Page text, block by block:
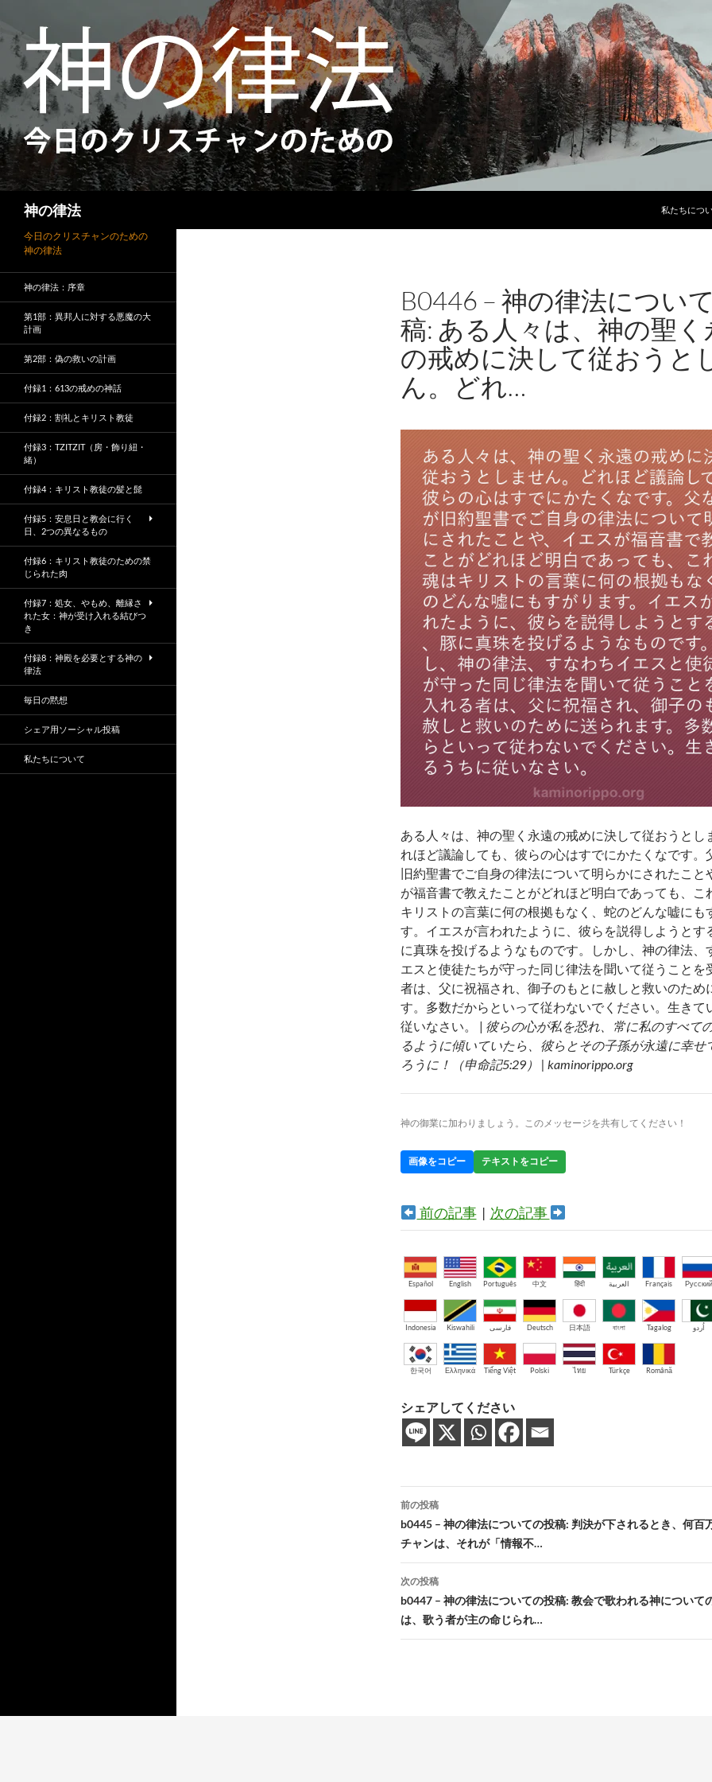
神の律法
私たちにつ
B0446 – 神の律法につい
稿: ある人々は、神の聖く
の戒めに決して従おうと
ん。どれ…
ある人々は、神の聖く永遠の戒めに決して従おうとし
れほど議論しても、彼らの心はすでにかたくなです。
旧約聖書でご自身の律法について明らかにされたこと
が福音書で教えたことがどれほど明白であっても、こ
キリストの言葉に何の根拠もなく、蛇のどんな嘘にも
す。イエスが言われたように、彼らを説得しようとす
に真珠を投げるようなものです。しかし、神の律法、
エスと使徒たちが守った同じ律法を聞いて従うことを
者は、父に祝福され、御子のもとに赦しと救いのため
す。多数だからといって従わないでください。生きて
従いなさい。 | 彼らの心が私を恐れ、常に私のすべて
るように傾いていたら、彼らとその子孫が永遠に幸せ
ろうに！（申命記5:29） | kaminorippo.org
神の御業に加わりましょう。このメッセージを共有してください！
画像をコピー テキストをコピー
前の記事| 次の記事
Español English Português 中文 हिंदी العربية Français Русский
Indonesia Kiswahili فارسی Deutsch 日本語 বাংলা Tagalog اُردو
한국어 Ελληνικά Tiếng Việt Polski ไทย Türkçe Română
シェアしてください
投
稿
ナ
ビ
ゲ
ー
前の投稿
b0445 – 神の律法についての投稿: 判決が下されるとき、何百
チャンは、それが「情報不…
次の投稿
b0447 – 神の律法についての投稿: 教会で歌われる神について
は、歌う者が主の命じられ…
今日のクリスチャンのための
神の律法
神の律法：序章
第1部：異邦人に対する悪魔の大
計画
第2部：偽の救いの計画
付録1：613の戒めの神話
付録2：割礼とキリスト教徒
付録3：TZITZIT（房・飾り紐・
緒）
付録4：キリスト教徒の髪と髭
付録5：安息日と教会に行く
日、2つの異なるもの
付録6：キリスト教徒のための禁
じられた肉
付録7：処女、やもめ、離縁さ
れた女：神が受け入れる結びつ
き
付録8：神殿を必要とする神の
律法
毎日の黙想
シェア用ソーシャル投稿
私たちについて